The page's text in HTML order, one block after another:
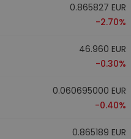
0.865827 EUR
-2.70%
46.960 EUR
-0.30%
0.060695000 EUR
-0.40%
0.865189 EUR